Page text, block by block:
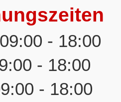
- 18:00
- 18:00
- 18:00